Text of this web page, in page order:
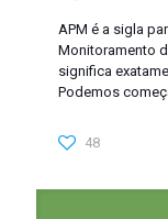
APM é a sigla
Monitoramento
significa
Podemos
48